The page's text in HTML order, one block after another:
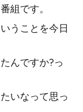
組です。
うことを今日
んですか?っ
いなって思っ